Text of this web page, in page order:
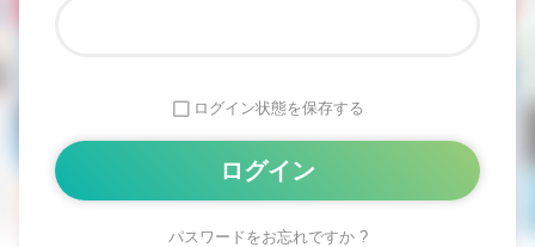
ログイン状態を保存する
パスワードをお忘れですか ?